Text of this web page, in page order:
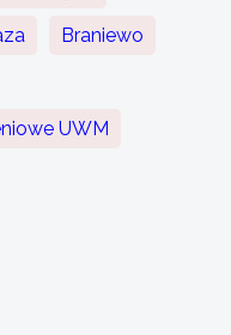
Braniewo
UWM